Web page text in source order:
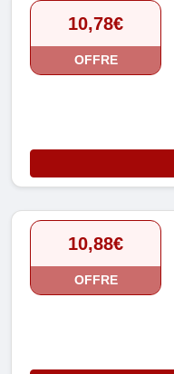
10,78€
OFFRE
10,88€
OFFRE